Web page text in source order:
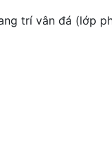
trí vân đá (lớp